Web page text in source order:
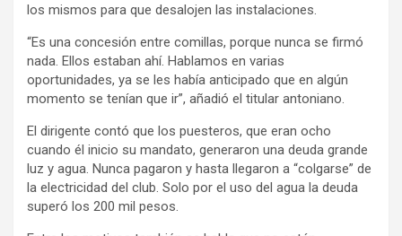
los mismos para que desalojen las instalaciones.
“Es una concesión entre comillas, porque nunca se firmó
nada. Ellos estaban ahí. Hablamos en varias
oportunidades, ya se les había anticipado que en algún
momento se tenían que ir”, añadió el titular antoniano.
El dirigente contó que los puesteros, que eran ocho
cuando él inicio su mandato, generaron una deuda grande
luz y agua. Nunca pagaron y hasta llegaron a “colgarse” de
la electricidad del club. Solo por el uso del agua la deuda
superó los 200 mil pesos.